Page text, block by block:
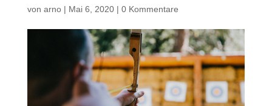
von arno| Mai 6, 2020| 0 Kommentare